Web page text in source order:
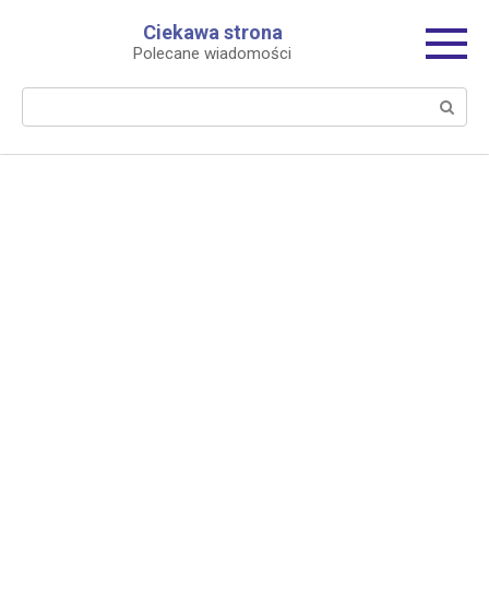
Ciekawa strona
Polecane wiadomości